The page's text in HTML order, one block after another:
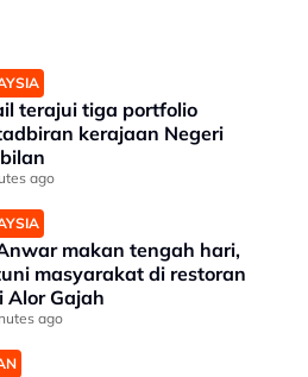
terajui tiga portfolio
kerajaan Negeri
ago
makan tengah hari,
masyarakat di restoran
Alor Gajah
ago